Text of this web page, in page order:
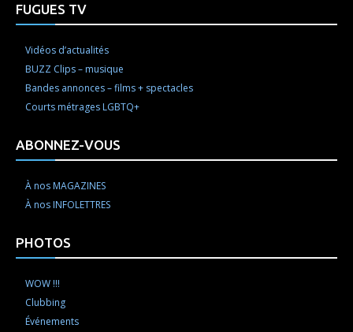
FUGUES TV
Vidéos d’actualités
BUZZ Clips – musique
Bandes annonces – films + spectacles
Courts métrages LGBTQ+
ABONNEZ-VOUS
À nos MAGAZINES
À nos INFOLETTRES
PHOTOS
WOW !!!
Clubbing
Événements